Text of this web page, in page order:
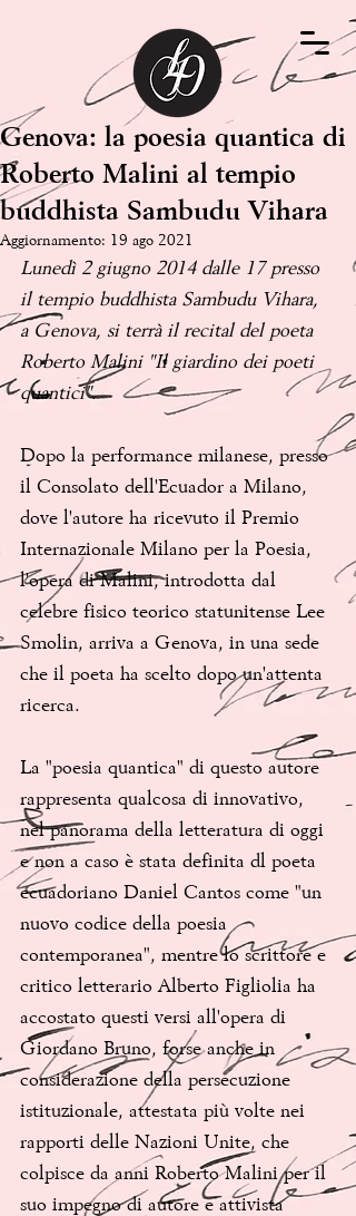
Genova: la poesia quantica di
Roberto Malini al tempio
buddhista Sambudu Vihara
Aggiornamento: 19 ago 2021
Lunedì 2 giugno 2014 dalle 17 presso
il tempio buddhista Sambudu Vihara,
a Genova, si terrà il recital del poeta
Roberto Malini "Il giardino dei poeti
quantici".
Dopo la performance milanese, presso
il Consolato dell'Ecuador a Milano,
dove l'autore ha ricevuto il Premio
Internazionale Milano per la Poesia,
l'opera di Malini, introdotta dal
celebre fisico teorico statunitense Lee
Smolin, arriva a Genova, in una sede
che il poeta ha scelto dopo un'attenta
ricerca.
La "poesia quantica" di questo autore
rappresenta qualcosa di innovativo,
nel panorama della letteratura di oggi
e non a caso è stata definita dl poeta
ecuadoriano Daniel Cantos come "un
nuovo codice della poesia
contemporanea", mentre lo scrittore e
critico letterario Alberto Figliolia ha
accostato questi versi all'opera di
Giordano Bruno, forse anche in
considerazione della persecuzione
istituzionale, attestata più volte nei
rapporti delle Nazioni Unite, che
colpisce da anni Roberto Malini per il
suo impegno di autore e attivista